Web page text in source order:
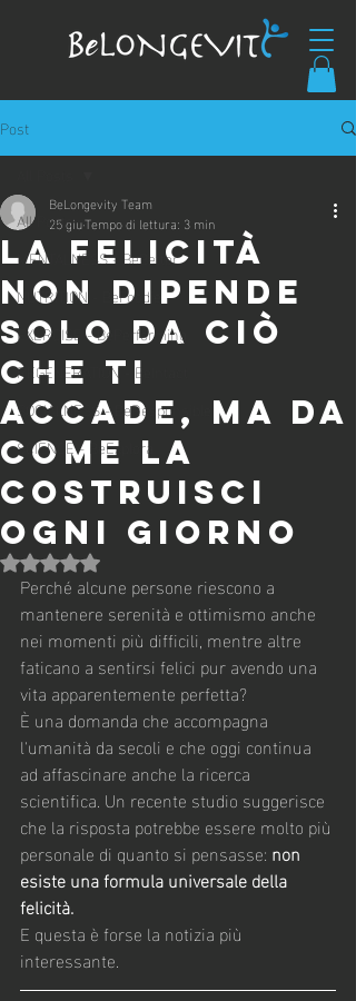
Post
All Posts
MENTALNESS - BeBetter
NUTRITION - BeFoodie
EXERCISE - BePerforming
REGENERATION - BeIntact
SOCIALNESS - BeResponsible
SCIENCE - BeExplora
LA FELICITÀ
NON DIPENDE
SOLO DA CIÒ
CHE TI
ACCADE, MA DA
COME LA
COSTRUISCI
OGNI GIORNO
BeLongevity Team
25 giuTempo di lettura: 3 min
Valutazione NaN stelle su 5.
Perché alcune persone riescono a
mantenere serenità e ottimismo anche
nei momenti più difficili, mentre altre
faticano a sentirsi felici pur avendo una
vita apparentemente perfetta?
È una domanda che accompagna
l'umanità da secoli e che oggi continua
ad affascinare anche la ricerca
scientifica. Un recente studio suggerisce
che la risposta potrebbe essere molto più
personale di quanto si pensasse: non
esiste una formula universale della
felicità.
E questa è forse la notizia più
interessante.